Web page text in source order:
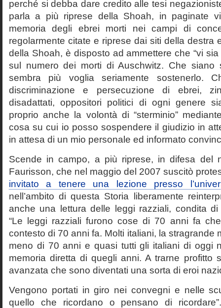
perché si debba dare credito alle tesi
parla a più riprese della Shoah, in paginate
memoria degli ebrei morti nei campi di
regolarmente citate e riprese dai siti della destra
della Shoah, è disposto ad ammettere che “vi
sul numero dei morti di Auschwitz. Che siano
sembra più voglia seriamente sostenerlo.
discriminazione e persecuzione di ebrei,
disadattati, oppositori politici di ogni genere
proprio anche la volontà di “sterminio”
cosa su cui io posso sospendere il giudizio in
in attesa di un mio personale ed informato
Scende in campo, a più riprese, in difesa del
Faurisson, che nel maggio del 2007 suscitò
invitato a tenere una lezione presso
nell’ambito di questa Storia liberamente
anche una lettura delle leggi razziali, condita di
“Le leggi razziali furono cose di 70 anni fa
contesto di 70 anni fa. Molti italiani, la stragrande
meno di 70 anni e quasi tutti gli italiani di oggi
memoria diretta di quegli anni. A trarne profitto
avanzata che sono diventati una sorta di eroi
Vengono portati in giro nei convegni e nelle
quello che ricordano o pensano di